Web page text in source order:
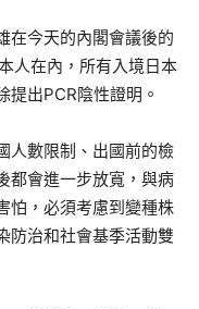
在今天的內閣會議後的
人在內，所有入境日本
提出PCR陰性證明。
人數限制、出國前的檢
都會進一步放寬，與病
怕，必須考慮到變種株
防治和社會基季活動雙